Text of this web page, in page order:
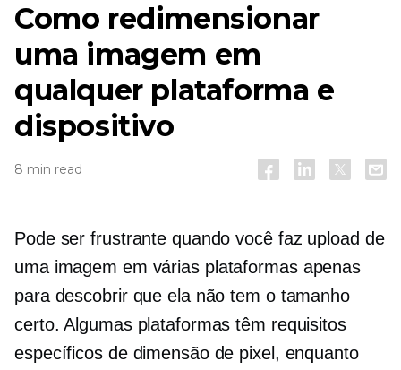
Como redimensionar
uma imagem em
qualquer plataforma e
dispositivo
8 min read
Pode ser frustrante quando você faz upload de
uma imagem em várias plataformas apenas
para descobrir que ela não tem o tamanho
certo. Algumas plataformas têm requisitos
específicos de dimensão de pixel, enquanto